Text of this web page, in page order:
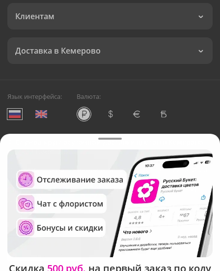
Клиентам
Доставка в Кемерово
Язык интерфейса: Валюта:
Служба круглосуточной доставки цветов в Кемерово
Русский Букет, 2026
Общество с ограниченной ответственностью «Технология»
ОГРН: 1195476081745, ИНН: 5410081997
Юридический адрес: г. Новосибирск, ул. Ипподромская,
д.42, оф. 3
Рейтинг Русского букета
Скидка 500 руб. на первый заказ по коду